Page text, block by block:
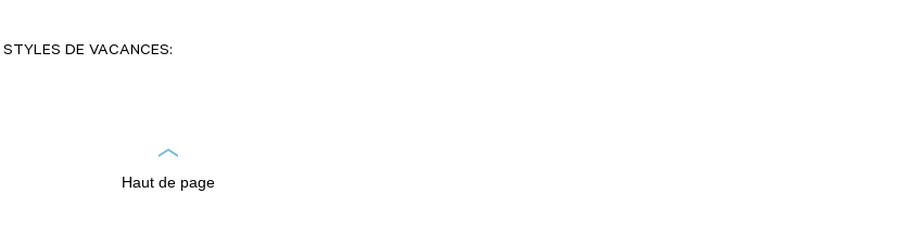
STYLES DE VACANCES:
Haut de page